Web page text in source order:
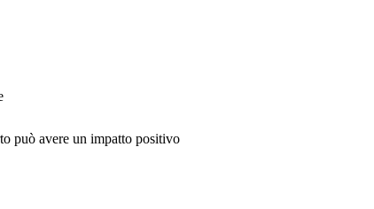
può avere un impatto positivo